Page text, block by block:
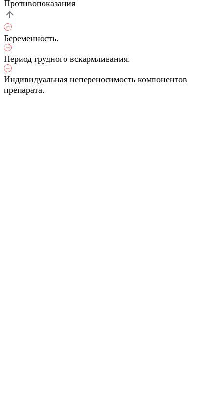
Противопоказания
Беременность.
Период грудного вскармливания.
Индивидуальная непереносимость компонентов
препарата.